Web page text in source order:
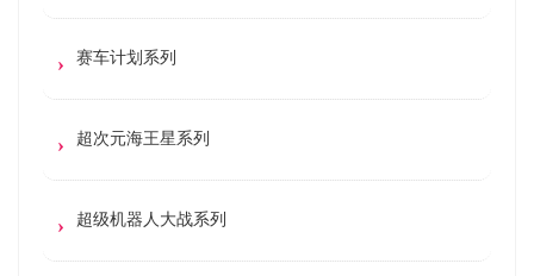
赛车计划系列
超次元海王星系列
超级机器人大战系列